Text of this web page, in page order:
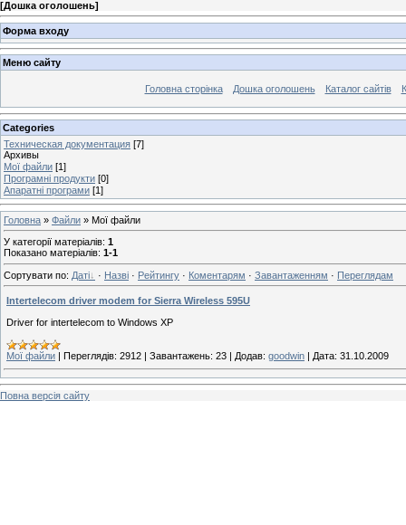
[Дошка оголошень]
Форма входу
Меню сайту
Головна сторінка Дошка оголошень Каталог сайтів
Categories
Техническая документация [7]
Архивы
Мої файли [1]
Програмні продукти [0]
Апаратні програми [1]
Головна » Файли » Мої файли
У категорії матеріалів: 1
Показано матеріалів: 1-1
Сортувати по: Даті · Назві · Рейтингу · Коментарям · Завантаженням · Переглядам
Intertelecom driver modem for Sierra Wireless 595U
Driver for intertelecom to Windows XP
Мої файли | Переглядів: 2912 | Завантажень: 23 | Додав: goodwin | Дата: 31.10.2009
Повна версія сайту